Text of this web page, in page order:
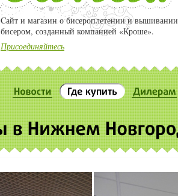
Cайт и магазин о бисероплетении и вышивании
бисером, созданный компанией «Кроше».
Присоединяйтесь